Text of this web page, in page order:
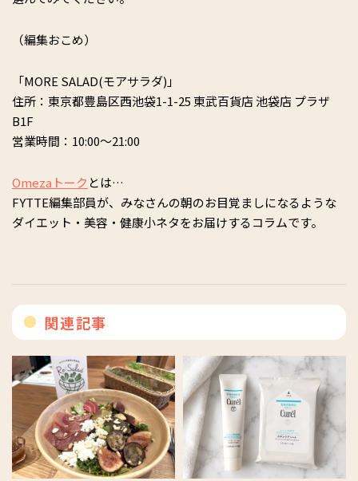
（編集おこめ）
「MORE SALAD(モアサラダ)」
住所：東京都豊島区西池袋1-1-25 東武百貨店 池袋店 プラザ
B1F
営業時間：10:00〜21:00
Omezaトーク とは…
FYTTE編集部員が、みなさんの朝のお目覚ましになるような
ダイエット・美容・健康小ネタをお届けするコラムです。
関連記事